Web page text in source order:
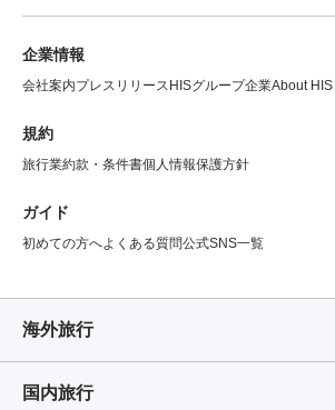
企業情報
会社案内プレスリリース HISグループ企業About HIS
規約
旅行業約款・条件書個人情報保護方針
ガイド
初めての方へよくある質問公式SNS一覧
海外旅行
国内旅行